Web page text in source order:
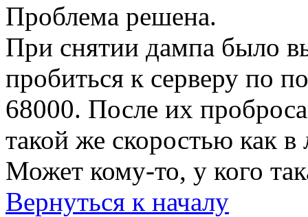
Проблема решена.
При снятии дампа было
пробиться к серверу по
68000. После их
такой же скоростью как в
Может кому-то, у кого
Вернуться к началу